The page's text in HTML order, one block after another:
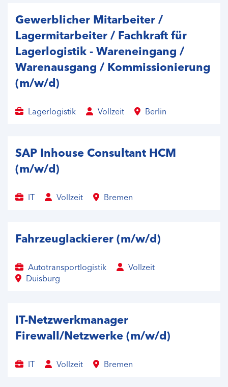
Gewerblicher Mitarbeiter /
Lagermitarbeiter / Fachkraft für
Lagerlogistik - Wareneingang /
Warenausgang / Kommissionierung
(m/w/d)
Lagerlogistik Vollzeit Berlin
SAP Inhouse Consultant HCM
(m/w/d)
IT Vollzeit Bremen
Fahrzeuglackierer (m/w/d)
Autotransportlogistik
Vollzeit
Duisburg
IT-Netzwerkmanager
Firewall/Netzwerke (m/w/d)
IT Vollzeit Bremen